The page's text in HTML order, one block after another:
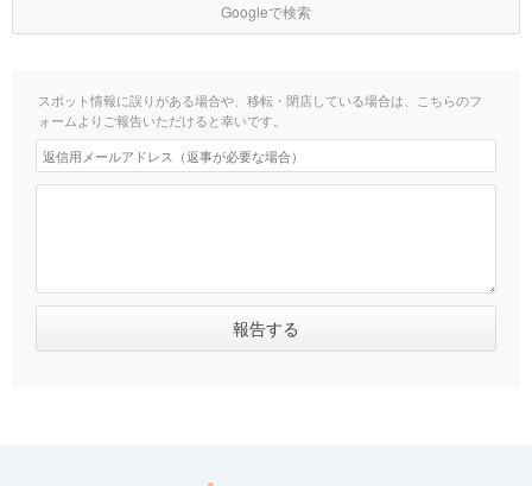
Googleで検索
スポット情報に誤りがある場合や、移転・閉店している場合は、こちらのフ
ォームよりご報告いただけると幸いです。